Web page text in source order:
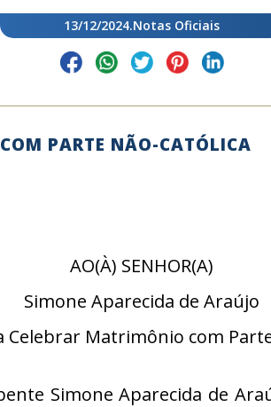
13/12/2024.Notas Oficiais
PARTE NÃO-CATÓLICA
AO(À) SENHOR(A)
Simone Aparecida de Araújo
Celebrar Matrimônio com
Simone Aparecida de